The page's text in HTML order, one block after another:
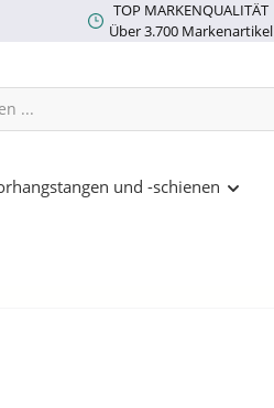
TOP MARKENQUALITÄT
Über 3.700 Markenartikel
und -schienen